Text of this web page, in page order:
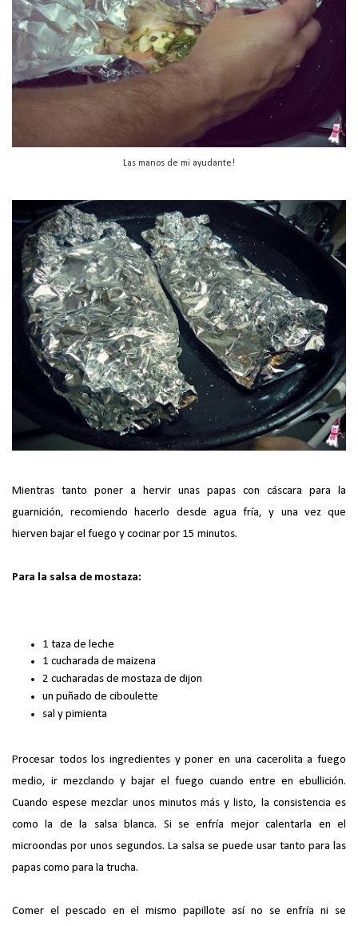
Las manos de mi ayudante!
Mientras tanto poner a hervir unas papas con cáscara para la
guarnición, recomiendo hacerlo desde agua fría, y una vez que
hierven bajar el fuego y cocinar por 15 minutos.
Para la salsa de mostaza:
1 taza de leche
1 cucharada de maizena
2 cucharadas de mostaza de dijon
un puñado de ciboulette
sal y pimienta
Procesar todos los ingredientes y poner en una cacerolita a fuego
medio, ir mezclando y bajar el fuego cuando entre en ebullición.
Cuando espese mezclar unos minutos más y listo, la consistencia es
como la de la salsa blanca. Si se enfría mejor calentarla en el
microondas por unos segundos. La salsa se puede usar tanto para las
papas como para la trucha.
Comer el pescado en el mismo papillote así no se enfría ni se